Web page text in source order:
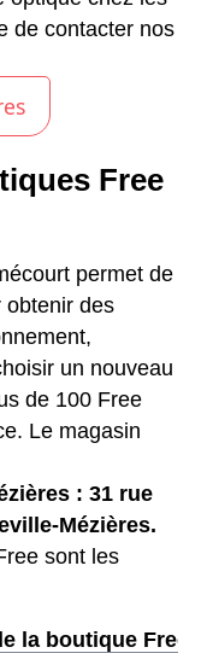
de contacter nos
Free
permet de
obtenir des
un nouveau
de 100 Free
Le magasin
: 31 rue
Mézières.
sont les
la boutique Free :